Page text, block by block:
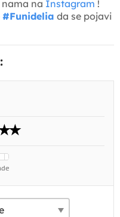
na Instagram !
#Funidelia da se pojavi